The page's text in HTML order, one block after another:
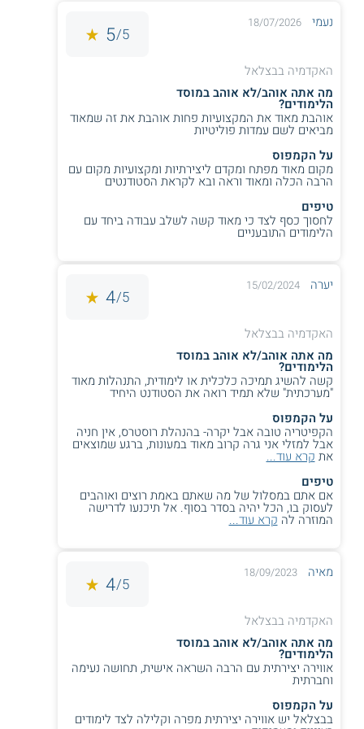
מעת לעת. המידע המוצג כאן נכתב ונערך על ידי
צוות האתר. למען הסר ספק בין האתר למוסד
למידע נוסף לחצו:בצלאל - אקדמיה לאמנות ועיצוב
ירושלים
נעמי 18/07/2026
5/
5
האקדמיה בבצלאל
מה אתה אוהב/לא אוהב במוסד
הלימודים?
אוהבת מאוד את המקצועיות פחות אוהבת את זה שמאוד
מביאים לשם עמדות פוליטיות
על הקמפוס
מקום מאוד מפתח ומקדם ליצירתיות ומקצועיות מקום עם
הרבה הכלה ומאוד וראה ובא לקראת הסטודנטים
טיפים
לחסוך כסף לצד כי מאוד קשה לשלב עבודה ביחד עם
הלימודים התובעניים
יערה 15/02/2024
5/
4
האקדמיה בבצלאל
מה אתה אוהב/לא אוהב במוסד
הלימודים?
קשה להשיג תמיכה כלכלית או לימודית, התנהלות מאוד
"מערכתית" שלא תמיד רואה את הסטודנט היחיד
על הקמפוס
הקפיטריה טובה אבל יקרה- בהנהלת רוסטרס, אין חניה
אבל למזלי אני גרה קרוב מאוד במעונות, ברגע שמוצאים
את קרא עוד...
טיפים
אם אתם במסלול של מה שאתם באמת רוצים ואוהבים
לעסוק בו, הכל יהיה בסדר בסוף. אל תיכנעו לדרישה
המוזרה לה קרא עוד...
מאיה 18/09/2023
5/
4
האקדמיה בבצלאל
מה אתה אוהב/לא אוהב במוסד
הלימודים?
אווירה יצירתית עם הרבה השראה אישית, תחושה נעימה
וחברתית
על הקמפוס
בבצלאל יש אווירה יצירתית מפרה וקלילה לצד לימודים